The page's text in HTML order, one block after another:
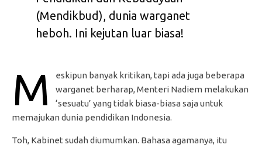
(Mendikbud), dunia warganet
heboh. Ini kejutan luar biasa!
M
eskipun banyak kritikan, tapi ada juga beberapa
warganet berharap, Menteri Nadiem melakukan
‘sesuatu’ yang tidak biasa-biasa saja untuk
memajukan dunia pendidikan Indonesia.
Toh, Kabinet sudah diumumkan. Bahasa agamanya, itu